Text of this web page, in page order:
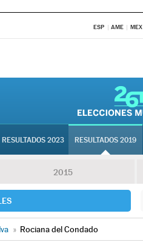
ESP AME MEX
RESULTADOS 2023 RESULTADOS 2019
2015
» Rociana del Condado